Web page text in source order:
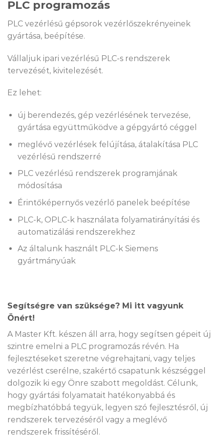
PLC programozás
PLC vezérlésű gépsorok vezérlőszekrényeinek
gyártása, beépítése.
Vállaljuk ipari vezérlésű PLC-s rendszerek
tervezését, kivitelezését.
Ez lehet:
új berendezés, gép vezérlésének tervezése,
gyártása együttműködve a gépgyártó céggel
meglévő vezérlések felújítása, átalakítása PLC
vezérlésű rendszerré
PLC vezérlésű rendszerek programjának
módosítása
Érintőképernyős vezérlő panelek beépítése
PLC-k, OPLC-k használata folyamatirányítási és
automatizálási rendszerekhez
Az általunk használt PLC-k Siemens
gyártmányúak
Segítségre van szüksége? Mi itt vagyunk
Önért!
A Master Kft. készen áll arra, hogy segítsen gépeit új
szintre emelni a PLC programozás révén. Ha
fejlesztéseket szeretne végrehajtani, vagy teljes
vezérlést cserélne, szakértő csapatunk készséggel
dolgozik ki egy Önre szabott megoldást. Célunk,
hogy gyártási folyamatait hatékonyabbá és
megbízhatóbbá tegyük, legyen szó fejlesztésről, új
rendszerek tervezéséről vagy a meglévő
rendszerek frissítéséről.